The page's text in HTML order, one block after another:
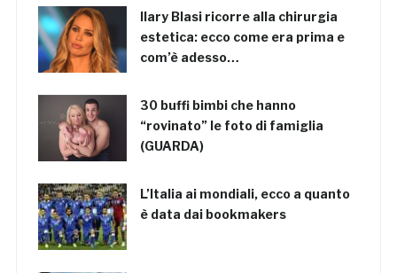
Ilary Blasi ricorre alla chirurgia
estetica: ecco come era prima e
com’è adesso…
30 buffi bimbi che hanno
“rovinato” le foto di famiglia
(GUARDA)
L’Italia ai mondiali, ecco a quanto
è data dai bookmakers